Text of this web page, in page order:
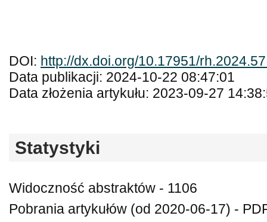
DOI: http://dx.doi.org/10.17951/
Data publikacji: 2024-10-22 08:47:01
Data złożenia artykułu: 2023-09-27
Statystyki
Widoczność abstraktów - 1106
Pobrania artykułów (od 2020-06-17) -